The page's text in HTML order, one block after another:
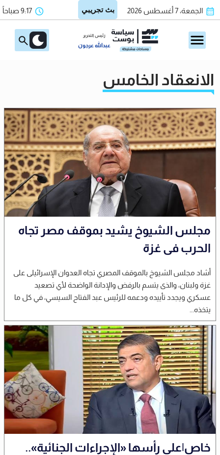
الجمعة، 7 أغسطس 2026 9:17 صباحاً
رئيس التحرير
عبدالله عرجون
الانعقاد الخامس
مجلس الشيوخ يشيد بموقف مصر تجاه
الحرب فى غزة
أشاد مجلس الشيوخ بالموقف المصري تجاه العدوان الإسرائيلى على
غزة ولبنان، والذى يتسم بالرفض والإدانة الواضحة لأي تصعيد
عسكري ويجدد تأييده ودعمه للرئيس عبد الفتاح السيسي، في كل ما
يتخذه...
خاص|على رأسها «الإجراءات الجنائية»..